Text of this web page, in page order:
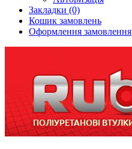
Закладки (0)
Кошик замовлень
Оформлення замовлення